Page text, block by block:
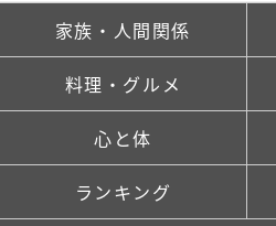
家族・人間関係
料理・グルメ
心と体
ランキング